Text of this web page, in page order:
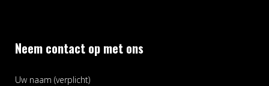
Neem contact op met ons
Uw naam (verplicht)